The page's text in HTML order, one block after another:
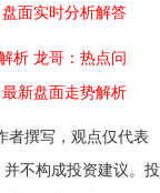
盘面实时分析解答
析 龙哥：热点问
新盘面走势解析
者撰写，观点仅代表
不构成投资建议。投